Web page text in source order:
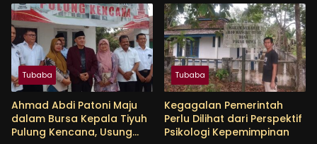
Pembangunan dan
Tingkatkan Kesejahteraan
Warga
Tubaba
Ahmad Abdi Patoni Maju
dalam Bursa Kepala Tiyuh
Pulung Kencana, Usung
Tubaba
Kegagalan Pemerintah
Perlu Dilihat dari Perspektif
Psikologi Kepemimpinan